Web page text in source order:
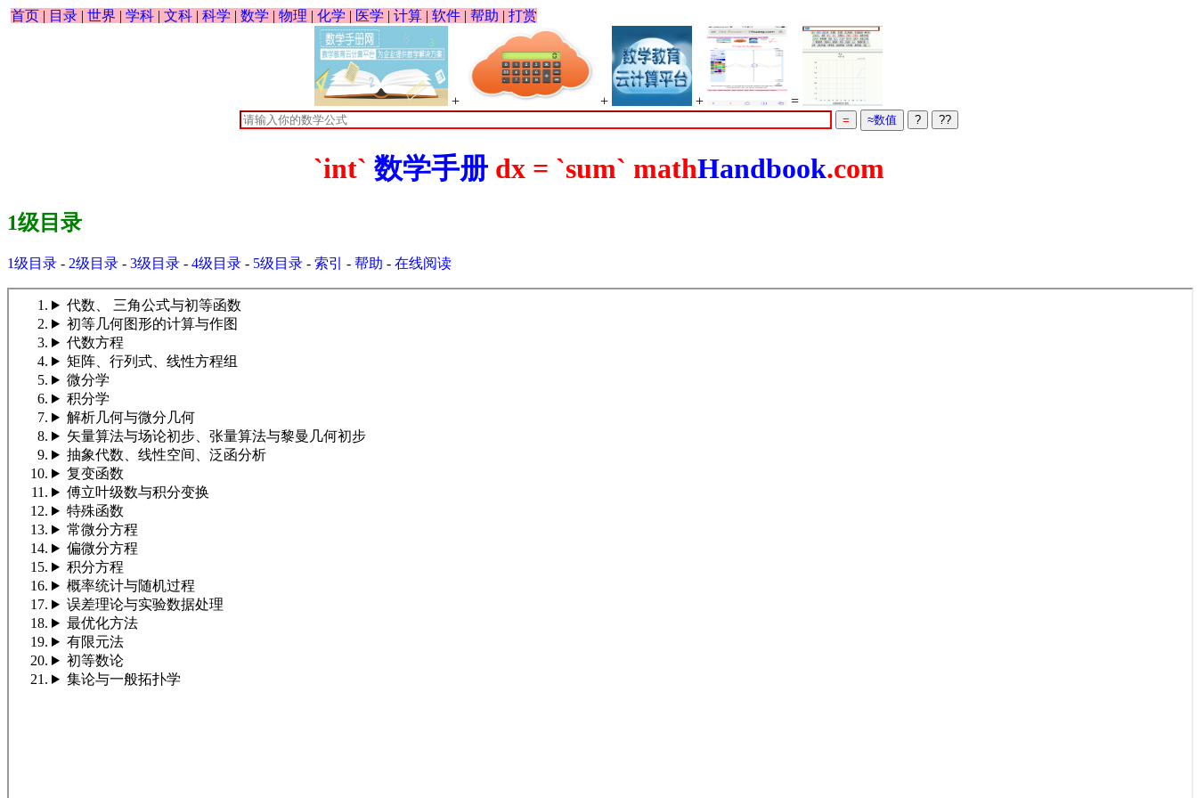
首页 | 目录 | 世界 | 学科 | 文科 | 科学 | 数学 | 物理 | 化学 | 医学 | 计算 | 软件 | 帮助 | 打赏
+ + + =
`int` 数学手册dx = `sum` mathHandbook.com
1级目录
1级目录 - 2级目录 - 3级目录 - 4级目录 - 5级目录 - 索引 - 帮助 - 在线阅读